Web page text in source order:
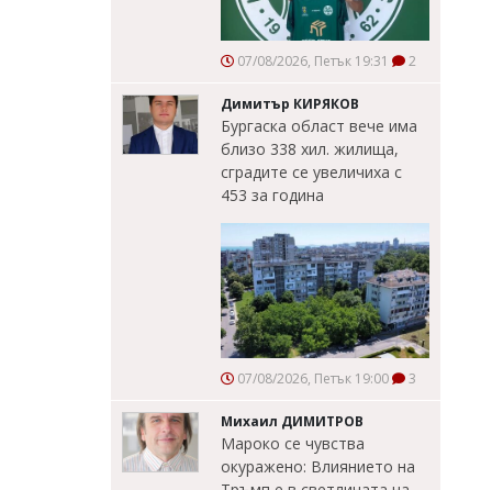
07/08/2026, Петък 19:31 2
Димитър КИРЯКОВ
Бургаска област вече има
близо 338 хил. жилища,
сградите се увеличиха с
453 за година
07/08/2026, Петък 19:00 3
Михаил ДИМИТРОВ
Мароко се чувства
окуражено: Влиянието на